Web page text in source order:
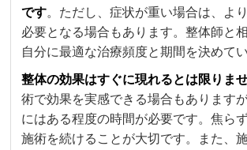
です。ただし、症状が重い場合は、よ
必要となる場合もあります。整体師と
自分に最適な治療頻度と期間を決めて
整体の効果はすぐに現れるとは限りま
術で効果を実感できる場合もあります
にはある程度の時間が必要です。焦ら
施術を続けることが大切です。また、